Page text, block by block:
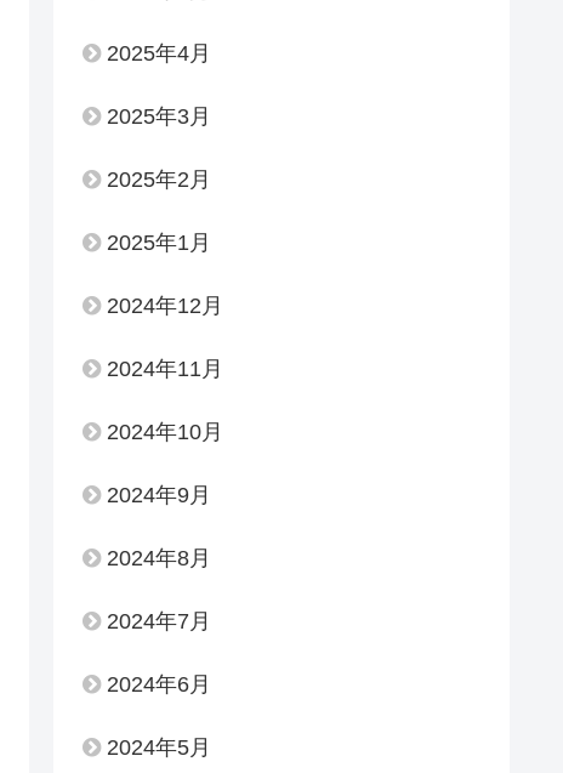
2025年4月
2025年3月
2025年2月
2025年1月
2024年12月
2024年11月
2024年10月
2024年9月
2024年8月
2024年7月
2024年6月
2024年5月